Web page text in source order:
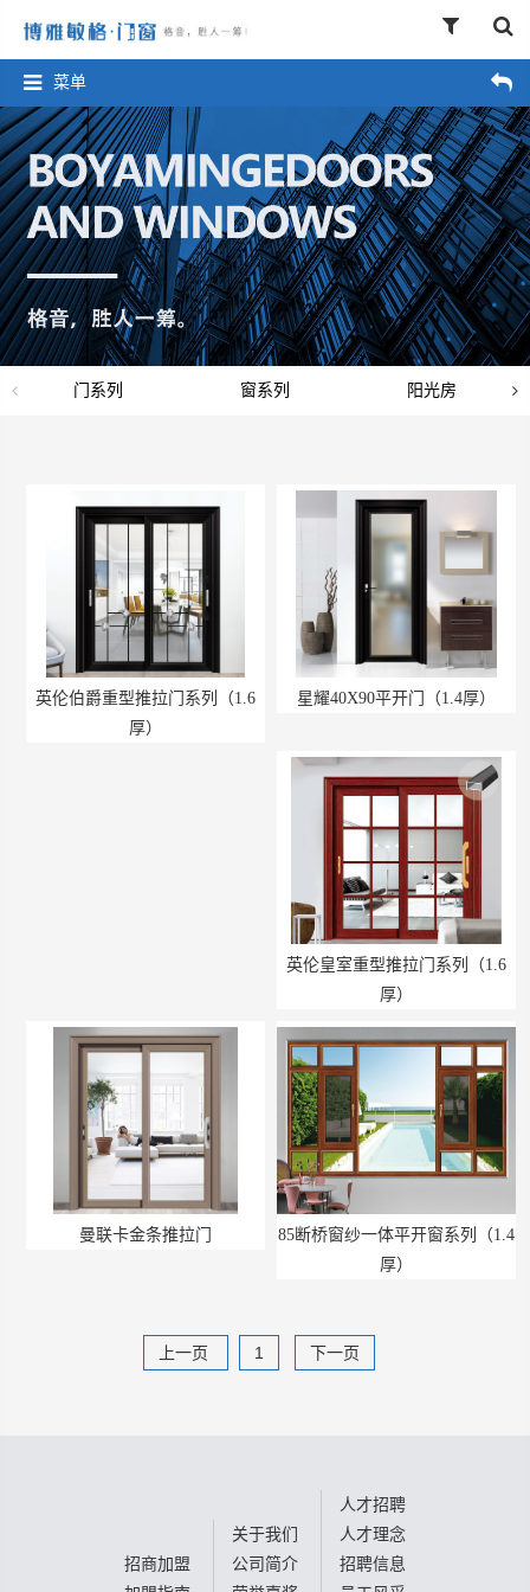
菜单
门系列 窗系列 阳光房
英伦伯爵重型推拉门系列（1.6
厚）
星耀40X90平开门（1.4厚）
英伦皇室重型推拉门系列（1.6
厚）
曼联卡金条推拉门
85断桥窗纱一体平开窗系列（1.4
厚）
上一页 1 下一页
招商加盟
关于我们
公司简介
人才招聘
人才理念
招聘信息